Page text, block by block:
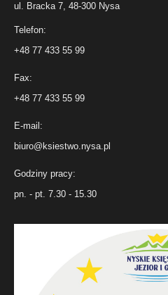
ul. Bracka 7, 48-300 Nysa
Telefon:
+48 77 433 55 99
Fax:
+48 77 433 55 99
E-mail:
biuro@ksiestwo.nysa.pl
Godziny pracy:
pn. - pt. 7.30 - 15.30